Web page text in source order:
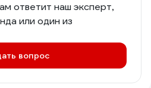
ответит наш эксперт,
или один из
вопрос